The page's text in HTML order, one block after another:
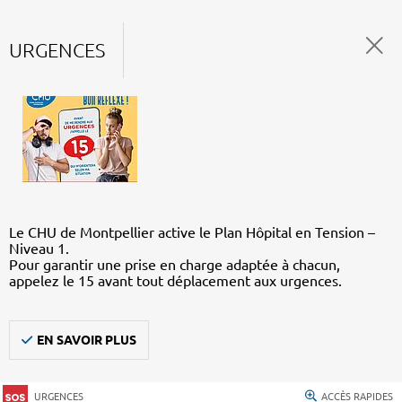
URGENCES
Le CHU de Montpellier active le Plan Hôpital en Tension –
Niveau 1.
Pour garantir une prise en charge adaptée à chacun,
appelez le 15 avant tout déplacement aux urgences.
EN SAVOIR PLUS
URGENCES ACCÈS RAPIDES